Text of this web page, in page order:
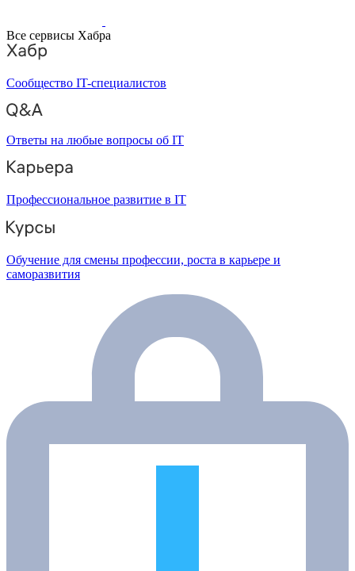
Все сервисы Хабра
Сообщество IT-специалистов
Ответы на любые вопросы об IT
Профессиональное развитие в IT
Обучение для смены профессии, роста в карьере и
саморазвития